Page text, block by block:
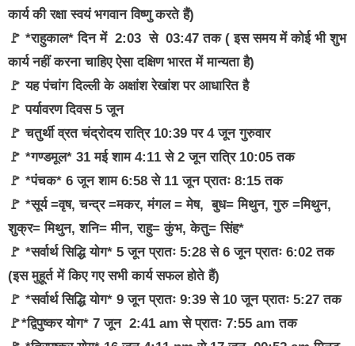
कार्य की रक्षा स्वयं भगवान विष्णु करते हैं)
🚩 *राहुकाल* दिन में 2:03 से 03:47 तक ( इस समय में कोई भी शुभ
कार्य नहीं करना चाहिए ऐसा दक्षिण भारत में मान्यता है)
🚩 यह पंचांग दिल्ली के अक्षांश रेखांश पर आधारित है
🚩 पर्यावरण दिवस 5 जून
🚩 चतुर्थी व्रत चंद्रोदय रात्रि 10:39 पर 4 जून गुरुवार
🚩 *गण्डमूल* 31 मई शाम 4:11 से 2 जून रात्रि 10:05 तक
🚩 *पंचक* 6 जून शाम 6:58 से 11 जून प्रातः 8:15 तक
🚩 *सूर्य =वृष, चन्द्र =मकर, मंगल = मेष, बुध= मिथुन, गुरु =मिथुन,
शुक्र= मिथुन, शनि= मीन, राहु= कुंभ, केतु= सिंह*
🚩 *सर्वार्थ सिद्धि योग* 5 जून प्रातः 5:28 से 6 जून प्रातः 6:02 तक
(इस मुहूर्त में किए गए सभी कार्य सफल होते हैं)
🚩 *सर्वार्थ सिद्धि योग* 9 जून प्रातः 9:39 से 10 जून प्रातः 5:27 तक
🚩*द्विपुष्कर योग* 7 जून 2:41 am से प्रातः 7:55 am तक